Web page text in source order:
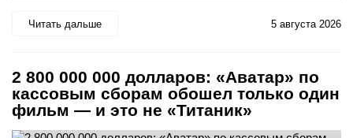
Читать дальше 5 августа 2026
2 800 000 000 долларов: «Аватар» по
кассовым сборам обошел только один
фильм — и это не «Титаник»